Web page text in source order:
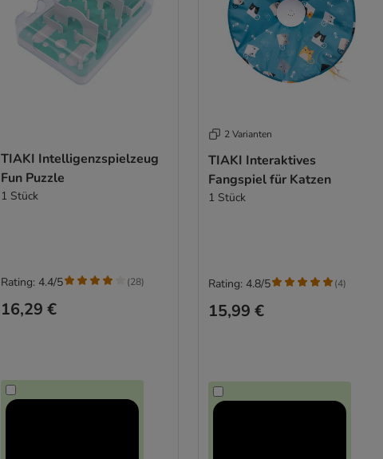
TIAKI Intelligenzspielzeug
Fun Puzzle
1 Stück
16,29 €
Rating: 4.4/5 (28)
2 Varianten
TIAKI Interaktives
Fangspiel für Katzen
1 Stück
15,99 €
Rating: 4.8/5 (4)